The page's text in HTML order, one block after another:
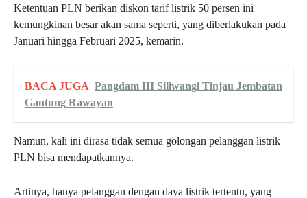
Ketentuan PLN berikan diskon tarif listrik 50 persen ini
kemungkinan besar akan sama seperti, yang diberlakukan pada
Januari hingga Februari 2025, kemarin.
BACA JUGA Pangdam III Siliwangi Tinjau Jembatan
Gantung Rawayan
Namun, kali ini dirasa tidak semua golongan pelanggan listrik
PLN bisa mendapatkannya.
Artinya, hanya pelanggan dengan daya listrik tertentu, yang